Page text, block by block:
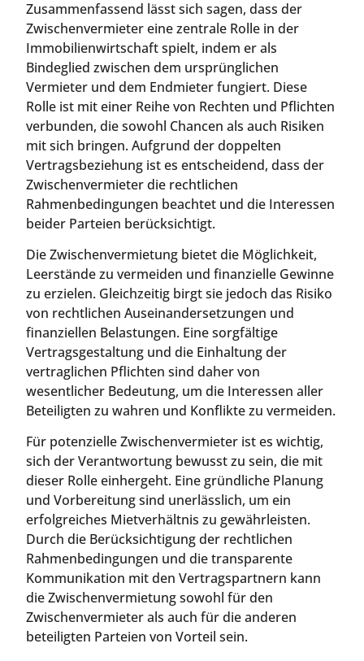
Zusammenfassend lässt sich sagen, dass der
Zwischenvermieter eine zentrale Rolle in der
Immobilienwirtschaft spielt, indem er als
Bindeglied zwischen dem ursprünglichen
Vermieter und dem Endmieter fungiert. Diese
Rolle ist mit einer Reihe von Rechten und Pflichten
verbunden, die sowohl Chancen als auch Risiken
mit sich bringen. Aufgrund der doppelten
Vertragsbeziehung ist es entscheidend, dass der
Zwischenvermieter die rechtlichen
Rahmenbedingungen beachtet und die Interessen
beider Parteien berücksichtigt.
Die Zwischenvermietung bietet die Möglichkeit,
Leerstände zu vermeiden und finanzielle Gewinne
zu erzielen. Gleichzeitig birgt sie jedoch das Risiko
von rechtlichen Auseinandersetzungen und
finanziellen Belastungen. Eine sorgfältige
Vertragsgestaltung und die Einhaltung der
vertraglichen Pflichten sind daher von
wesentlicher Bedeutung, um die Interessen aller
Beteiligten zu wahren und Konflikte zu vermeiden.
Für potenzielle Zwischenvermieter ist es wichtig,
sich der Verantwortung bewusst zu sein, die mit
dieser Rolle einhergeht. Eine gründliche Planung
und Vorbereitung sind unerlässlich, um ein
erfolgreiches Mietverhältnis zu gewährleisten.
Durch die Berücksichtigung der rechtlichen
Rahmenbedingungen und die transparente
Kommunikation mit den Vertragspartnern kann
die Zwischenvermietung sowohl für den
Zwischenvermieter als auch für die anderen
beteiligten Parteien von Vorteil sein.